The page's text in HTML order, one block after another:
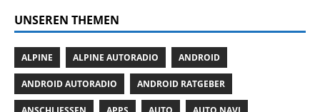
UNSEREN THEMEN
ALPINE ALPINE AUTORADIO ANDROID
ANDROID AUTORADIO ANDROID RATGEBER